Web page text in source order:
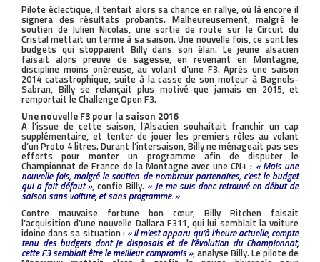
Pilote éclectique, il tentait alors sa chance en rallye, où là encore il
signera des résultats probants. Malheureusement, malgré le
soutien de Julien Nicolas, une sortie de route sur le Circuit du
Cristal mettait un terme à sa saison. Une nouvelle fois, ce sont les
budgets qui stoppaient Billy dans son élan. Le jeune alsacien
faisait alors preuve de sagesse, en revenant en Montagne,
discipline moins onéreuse, au volant d’une F3. Après une saison
2014 catastrophique, suite à la casse de son moteur à Bagnols-
Sabran, Billy se relançait plus motivé que jamais en 2015, et
remportait le Challenge Open F3.
Une nouvelle F3 pour la saison 2016
A l’issue de cette saison, l’Alsacien souhaitait franchir un cap
supplémentaire, et tenter de jouer les premiers rôles au volant
d’un Proto 4 litres. Durant l’intersaison, Billy ne ménageait pas ses
efforts pour monter un programme afin de disputer le
Championnat de France de la Montagne avec une CN+ : « Mais une
nouvelle fois, malgré le soutien de nombreux partenaires, c’est le budget
qui a fait défaut », confie Billy. « Je me suis donc retrouvé en début de
saison sans voiture, et sans programme. »
Contre mauvaise fortune bon cœur, Billy Ritchen faisait
l’acquisition d’une nouvelle Dallara F311, qui lui semblait la voiture
idoine dans sa situation : « Il m’est apparu qu’à l’heure actuelle, compte
tenu des budgets dont je disposais et de l’évolution du Championnat,
cette F3 semblait être le meilleur compromis », analyse Billy. Le pilote de